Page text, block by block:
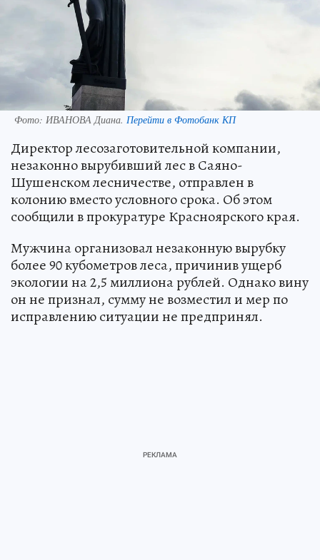
Фото: ИВАНОВА Диана. Перейти в Фотобанк КП
Директор лесозаготовительной компании,
незаконно вырубивший лес в Саяно-
Шушенском лесничестве, отправлен в
колонию вместо условного срока. Об этом
сообщили в прокуратуре Красноярского края.
Мужчина организовал незаконную вырубку
более 90 кубометров леса, причинив ущерб
экологии на 2,5 миллиона рублей. Однако вину
он не признал, сумму не возместил и мер по
исправлению ситуации не предпринял.